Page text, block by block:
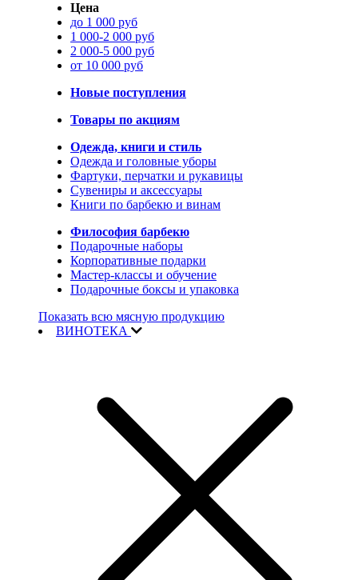
Цена
до 1 000 руб
1 000-2 000 руб
2 000-5 000 руб
от 10 000 руб
Новые поступления
Товары по акциям
Одежда, книги и стиль
Одежда и головные уборы
Фартуки, перчатки и рукавицы
Сувениры и аксессуары
Книги по барбекю и винам
Философия барбекю
Подарочные наборы
Корпоративные подарки
Мастер-классы и обучение
Подарочные боксы и упаковка
Показать всю мясную продукцию
ВИНОТЕКА